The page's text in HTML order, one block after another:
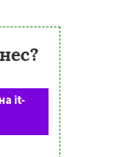
it-